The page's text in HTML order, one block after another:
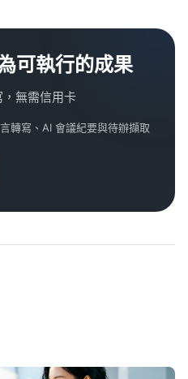
可執行的成果
無需信用卡
轉寫、AI 會議紀要與待辦擷取